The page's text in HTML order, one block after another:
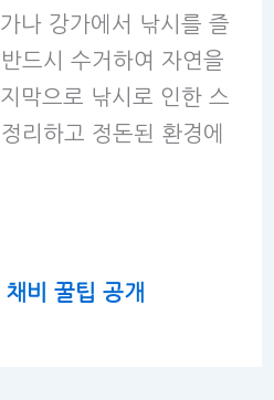
나 강가에서 낚시를 즐
드시 수거하여 자연을
막으로 낚시로 인한 스
리하고 정돈된 환경에
비 꿀팁 공개